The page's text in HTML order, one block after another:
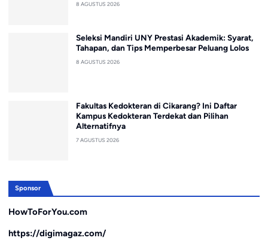
8 AGUSTUS 2026
Seleksi Mandiri UNY Prestasi Akademik: Syarat,
Tahapan, dan Tips Memperbesar Peluang Lolos
8 AGUSTUS 2026
Fakultas Kedokteran di Cikarang? Ini Daftar
Kampus Kedokteran Terdekat dan Pilihan
Alternatifnya
7 AGUSTUS 2026
Sponsor
HowToForYou.com
https://digimagaz.com/